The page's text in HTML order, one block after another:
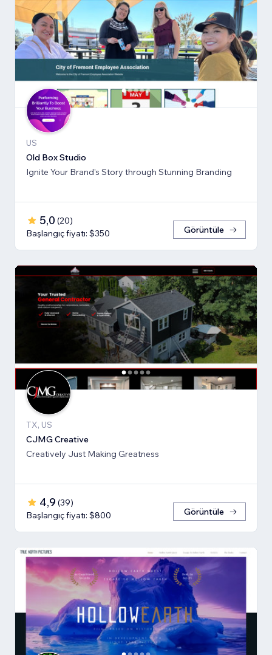
US
Old Box Studio
Ignite Your Brand's Story through Stunning Branding
5,0 (20)
Başlangıç fiyatı: $350
Görüntüle
TX, US
CJMG Creative
Creatively Just Making Greatness
4,9 (39)
Başlangıç fiyatı: $800
Görüntüle